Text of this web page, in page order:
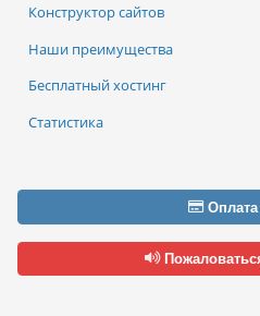
Конструктор сайтов
Наши преимущества
Бесплатный хостинг
Статистика
Оплата